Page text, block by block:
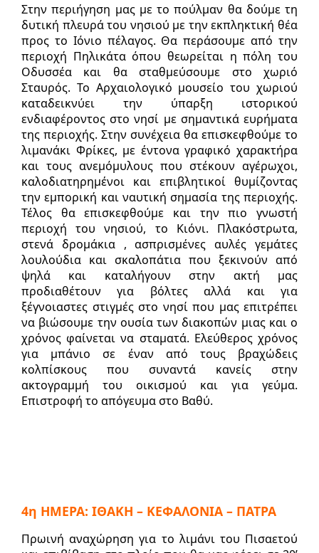
Στην περιήγηση μας με το πούλμαν θα δούμε τη
δυτική πλευρά του νησιού με την εκπληκτική θέα
προς το Ιόνιο πέλαγος. Θα περάσουμε από την
περιοχή Πηλικάτα όπου θεωρείται η πόλη του
Οδυσσέα και θα σταθμεύσουμε στο χωριό
Σταυρός. Το Αρχαιολογικό μουσείο του χωριού
καταδεικνύει την ύπαρξη ιστορικού
ενδιαφέροντος στο νησί με σημαντικά ευρήματα
της περιοχής. Στην συνέχεια θα επισκεφθούμε το
λιμανάκι Φρίκες, με έντονα γραφικό χαρακτήρα
και τους ανεμόμυλους που στέκουν αγέρωχοι,
καλοδιατηρημένοι και επιβλητικοί θυμίζοντας
την εμπορική και ναυτική σημασία της περιοχής.
Τέλος θα επισκεφθούμε και την πιο γνωστή
περιοχή του νησιού, το Κιόνι. Πλακόστρωτα,
στενά δρομάκια , ασπρισμένες αυλές γεμάτες
λουλούδια και σκαλοπάτια που ξεκινούν από
ψηλά και καταλήγουν στην ακτή μας
προδιαθέτουν για βόλτες αλλά και για
ξέγνοιαστες στιγμές στο νησί που μας επιτρέπει
να βιώσουμε την ουσία των διακοπών μιας και ο
χρόνος φαίνεται να σταματά. Ελεύθερος χρόνος
για μπάνιο σε έναν από τους βραχώδεις
κολπίσκους που συναντά κανείς στην
ακτογραμμή του οικισμού και για γεύμα.
Επιστροφή το απόγευμα στο Βαθύ.
4η ΗΜΕΡΑ: ΙΘΑΚΗ – ΚΕΦΑΛΟΝΙΑ – ΠΑΤΡΑ
Πρωινή αναχώρηση για το λιμάνι του Πισαετού